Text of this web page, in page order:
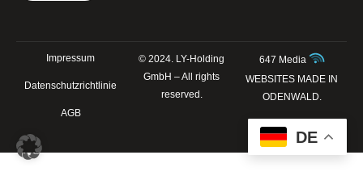
Impressum
Datenschutzrichtlinie
AGB
© 2024. LY-Holding
GmbH – All rights
reserved.
647 Media
WEBSITES MADE IN
ODENWALD.
DE